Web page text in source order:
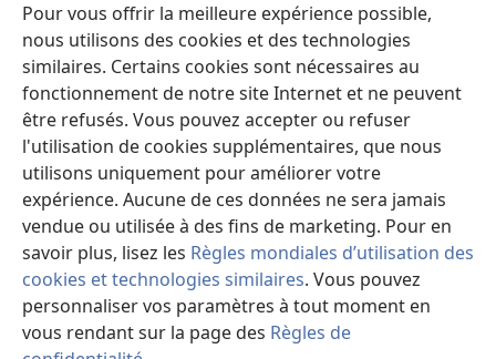
Pour vous offrir la meilleure expérience possible,
nous utilisons des cookies et des technologies
similaires. Certains cookies sont nécessaires au
fonctionnement de notre site Internet et ne peuvent
être refusés. Vous pouvez accepter ou refuser
l'utilisation de cookies supplémentaires, que nous
utilisons uniquement pour améliorer votre
expérience. Aucune de ces données ne sera jamais
vendue ou utilisée à des fins de marketing. Pour en
savoir plus, lisez les Règles mondiales d’utilisation des
cookies et technologies similaires. Vous pouvez
personnaliser vos paramètres à tout moment en
vous rendant sur la page des Règles de
(ouvre
une
nouvelle
fenêtre)
Bibliothèque en ligne
(ouvre
une
nouvelle
fenêtre)
JW Hub®
(ouvre
une
nouvelle
fenêtre)
JW Library
Watchtower Library
Copyright© 2026 Watch Tower Bible and Tract Society of Pennsylvania.
CONDITIONS D’UTILISATION